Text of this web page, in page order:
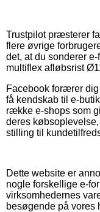
Trustpilot præsterer
flere øvrige
det, at du sonderer
multiflex afløbsrist
Facebook forærer
få kendskab til e-
række e-shops som
deres
stilling til
Dette website er
nogle forskellige e-
virksomhedernes
besøgende på vores